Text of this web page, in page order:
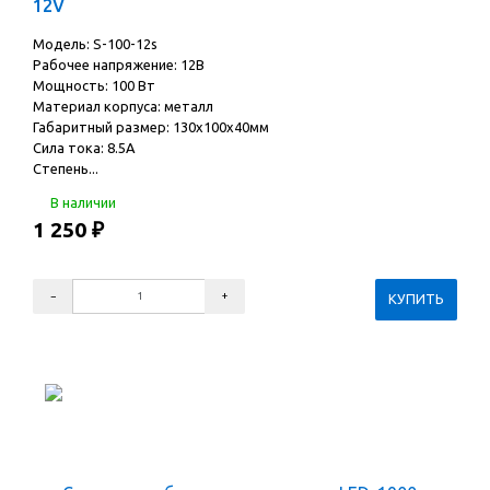
12V
Модель: S-100-12s
Рабочее напряжение: 12В
Мощность: 100 Вт
Материал корпуса: металл
Габаритный размер: 130х100х40мм
Сила тока: 8.5A
Степень...
В наличии
1 250 ₽